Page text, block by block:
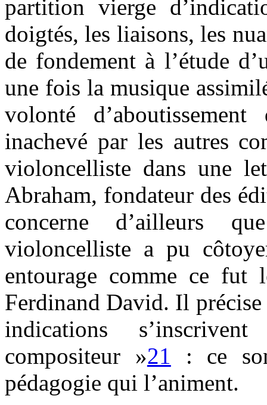
partition vierge
doigtés, les liaisons, les
de fondement à l’étude
une fois la musique
volonté
inachevé par les autres
violoncelliste dans une
Abraham, fondateur des
concerne d’ailleurs
violoncelliste a pu
entourage comme ce fut
Ferdinand David. Il précise
indications
compositeur »21 : ce
pédagogie qui l’animent.